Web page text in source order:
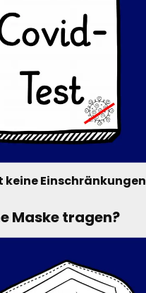
keine Einschränkungen
Maske tragen?